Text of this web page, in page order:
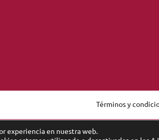
Términos y
experiencia en nuestra web.